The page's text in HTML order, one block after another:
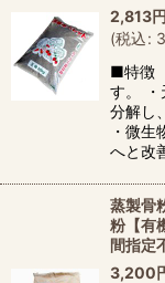
2,813円
(税込:
■特徴
す。 ・
分解し
・微
へと改
蒸製骨
粉【有
間指定
3,200